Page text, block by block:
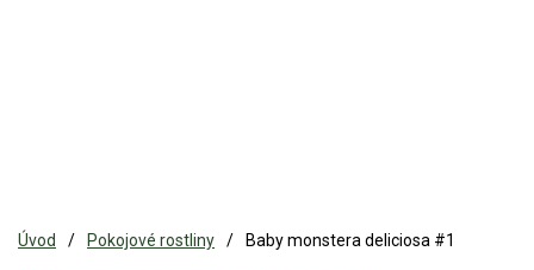
Úvod Pokojové rostliny Baby monstera deliciosa #1